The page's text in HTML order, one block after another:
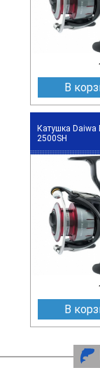
В
Катушка Daiwa
2500SH
В